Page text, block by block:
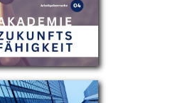
Über uns